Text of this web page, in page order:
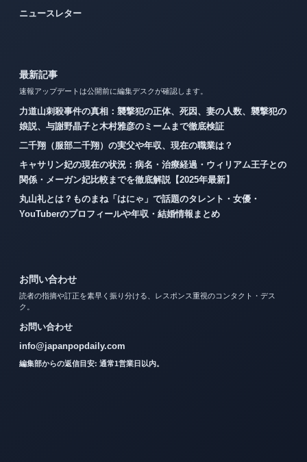
ニュースレター
最新記事
速報アップデートは公開前に編集デスクが確認します。
力道山刺殺事件の真相：襲撃犯の正体、死因、妻の人数、襲撃犯の
娘説、与謝野晶子と木村雅彦のミームまで徹底検証
二千翔（服部二千翔）の実父や年収、現在の職業は？
キャサリン妃の現在の状況：病名・治療経過・ウィリアム王子との
関係・メーガン妃比較までを徹底解説【2025年最新】
丸山礼とは？ものまね「はにゃ」で話題のタレント・女優・
YouTuberのプロフィールや年収・結婚情報まとめ
お問い合わせ
読者の指摘や訂正を素早く振り分ける、レスポンス重視のコンタクト・デス
ク。
お問い合わせ
info@japanpopdaily.com
編集部からの返信目安: 通常1営業日以内。